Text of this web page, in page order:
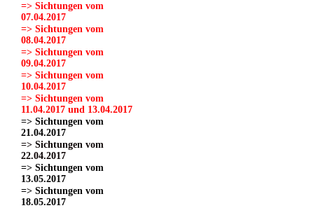
=> Sichtungen vom
07.04.2017
=> Sichtungen vom
08.04.2017
=> Sichtungen vom
09.04.2017
=> Sichtungen vom
10.04.2017
=> Sichtungen vom
11.04.2017 und 13.04.2017
=> Sichtungen vom
21.04.2017
=> Sichtungen vom
22.04.2017
=> Sichtungen vom
13.05.2017
=> Sichtungen vom
18.05.2017